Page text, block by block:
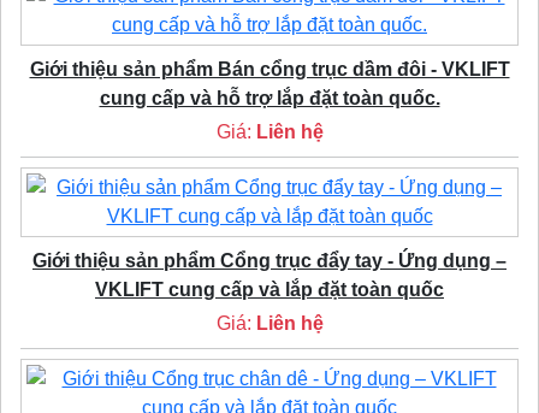
Giới thiệu sản phẩm Bán cổng trục dầm đôi - VKLIFT
cung cấp và hỗ trợ lắp đặt toàn quốc.
Giá: Liên hệ
Giới thiệu sản phẩm Cổng trục đẩy tay - Ứng dụng –
VKLIFT cung cấp và lắp đặt toàn quốc
Giá: Liên hệ